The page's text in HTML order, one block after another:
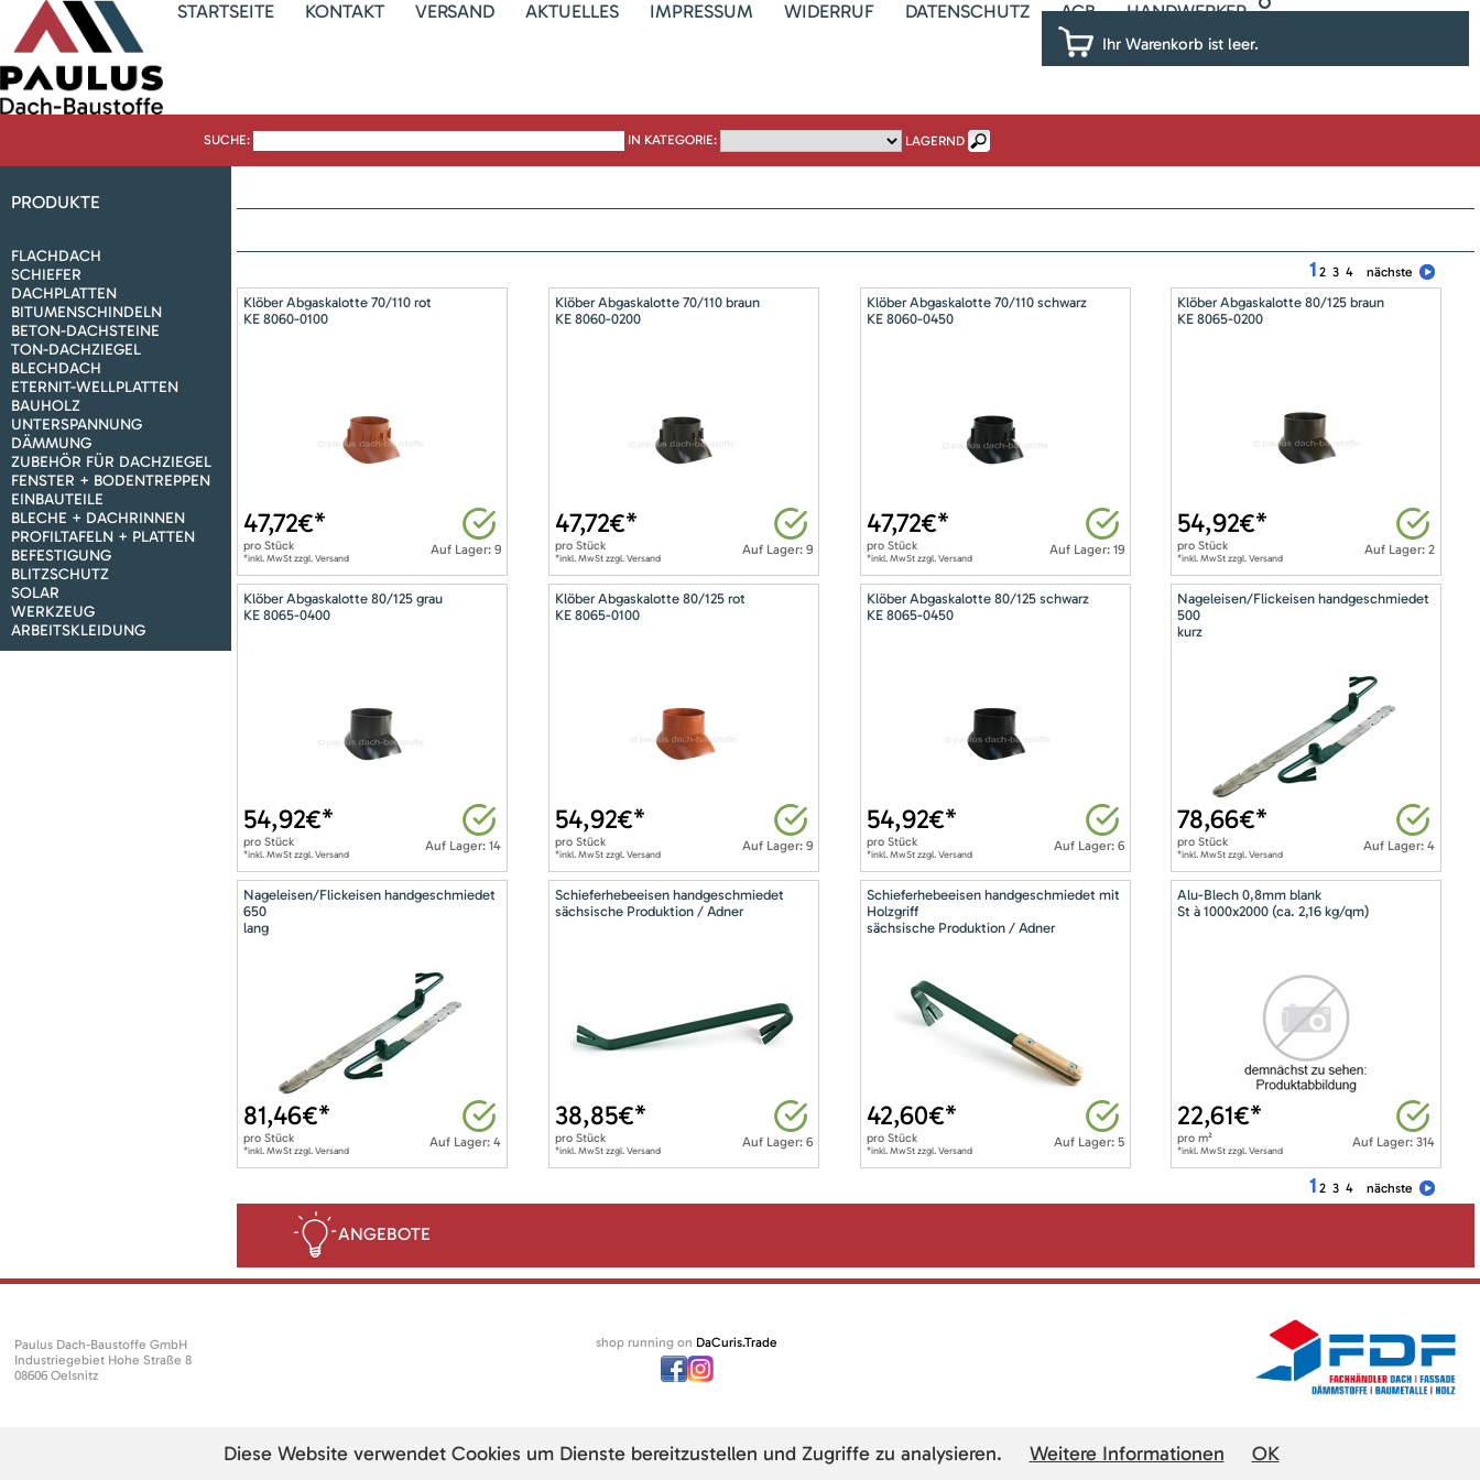
STARTSEITE KONTAKT VERSAND AKTUELLES IMPRESSUM WIDERRUF DATENSCHUTZ AGB HANDWERKER
Ihr Warenkorb ist leer.
SUCHE: IN KATEGORIE: LAGERND
PRODUKTE
FLACHDACH
SCHIEFER
DACHPLATTEN
BITUMENSCHINDELN
BETON-DACHSTEINE
TON-DACHZIEGEL
BLECHDACH
ETERNIT-WELLPLATTEN
BAUHOLZ
UNTERSPANNUNG
DÄMMUNG
ZUBEHÖR FÜR DACHZIEGEL
FENSTER + BODENTREPPEN
EINBAUTEILE
BLECHE + DACHRINNEN
PROFILTAFELN + PLATTEN
BEFESTIGUNG
BLITZSCHUTZ
SOLAR
WERKZEUG
ARBEITSKLEIDUNG
1 2 3 4 nächste
Klöber Abgaskalotte 70/110 rot
KE 8060-0100
Auf Lager: 9
47,72€*
pro Stück
*inkl. MwSt zzgl. Versand
Klöber Abgaskalotte 70/110 braun
KE 8060-0200
Auf Lager: 9
47,72€*
pro Stück
*inkl. MwSt zzgl. Versand
Klöber Abgaskalotte 70/110 schwarz
KE 8060-0450
Auf Lager: 19
47,72€*
pro Stück
*inkl. MwSt zzgl. Versand
Klöber Abgaskalotte 80/125 braun
KE 8065-0200
Auf Lager: 2
54,92€*
proStück
*inkl. MwSt zzgl. Versand
Klöber Abgaskalotte 80/125 grau
KE 8065-0400
Auf Lager: 14
54,92€*
pro Stück
*inkl. MwSt zzgl. Versand
Klöber Abgaskalotte 80/125 rot
KE 8065-0100
Auf Lager: 9
54,92€*
pro Stück
*inkl. MwSt zzgl. Versand
Klöber Abgaskalotte 80/125 schwarz
KE 8065-0450
Auf Lager: 6
54,92€*
pro Stück
*inkl. MwSt zzgl. Versand
Nageleisen/Flickeisen handgeschmiedet
500
kurz
Auf Lager: 4
78,66€*
proStück
*inkl. MwSt zzgl. Versand
Nageleisen/Flickeisen handgeschmiedet
650
lang
Auf Lager: 4
81,46€*
pro Stück
*inkl. MwSt zzgl. Versand
Schieferhebeeisen handgeschmiedet
sächsische Produktion / Adner
Auf Lager: 6
38,85€*
pro Stück
*inkl. MwSt zzgl. Versand
Schieferhebeeisen handgeschmiedet mit
Holzgriff
sächsische Produktion / Adner
Auf Lager: 5
42,60€*
pro Stück
*inkl. MwSt zzgl. Versand
Alu-Blech 0,8mm blank
St à 1000x2000 (ca. 2,16 kg/qm)
Auf Lager: 314
22,61€*
prom²
*inkl. MwSt zzgl. Versand
1 2 3 4 nächste
ANGEBOTE
Paulus Dach-Baustoffe GmbH
Industriegebiet Hohe Straße 8
08606 Oelsnitz
shop running on DaCuris.Trade
Diese Website verwendet Cookies um Dienste bereitzustellen und Zugriffe zu analysieren. Weitere Informationen OK